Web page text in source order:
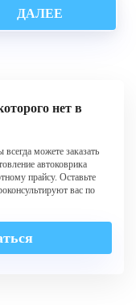
ДАЛЕЕ
нет в
можете заказать
автоковрика
прайсу. Оставьте
вас по